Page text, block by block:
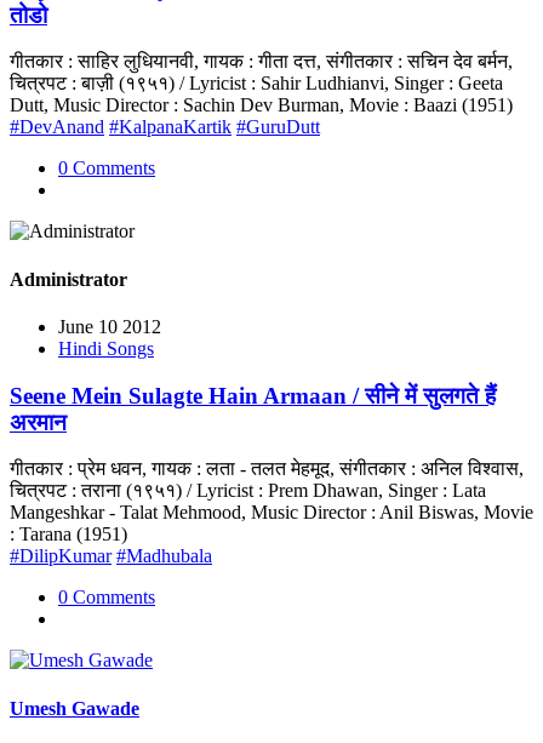
तोडो
गीतकार : साहिर लुधियानवी, गायक : गीता दत्त, संगीतकार : सचिन देव बर्मन,
चित्रपट : बाज़ी (१९५१) / Lyricist : Sahir Ludhianvi, Singer : Geeta
Dutt, Music Director : Sachin Dev Burman, Movie : Baazi (1951)
#DevAnand #KalpanaKartik #GuruDutt
0 Comments
Administrator
June 10 2012
Hindi Songs
Seene Mein Sulagte Hain Armaan / सीने में सुलगते हैं
अरमान
गीतकार : प्रेम धवन, गायक : लता - तलत मेहमूद, संगीतकार : अनिल विश्वास,
चित्रपट : तराना (१९५१) / Lyricist : Prem Dhawan, Singer : Lata
Mangeshkar - Talat Mehmood, Music Director : Anil Biswas, Movie
: Tarana (1951)
#DilipKumar #Madhubala
0 Comments
Umesh Gawade